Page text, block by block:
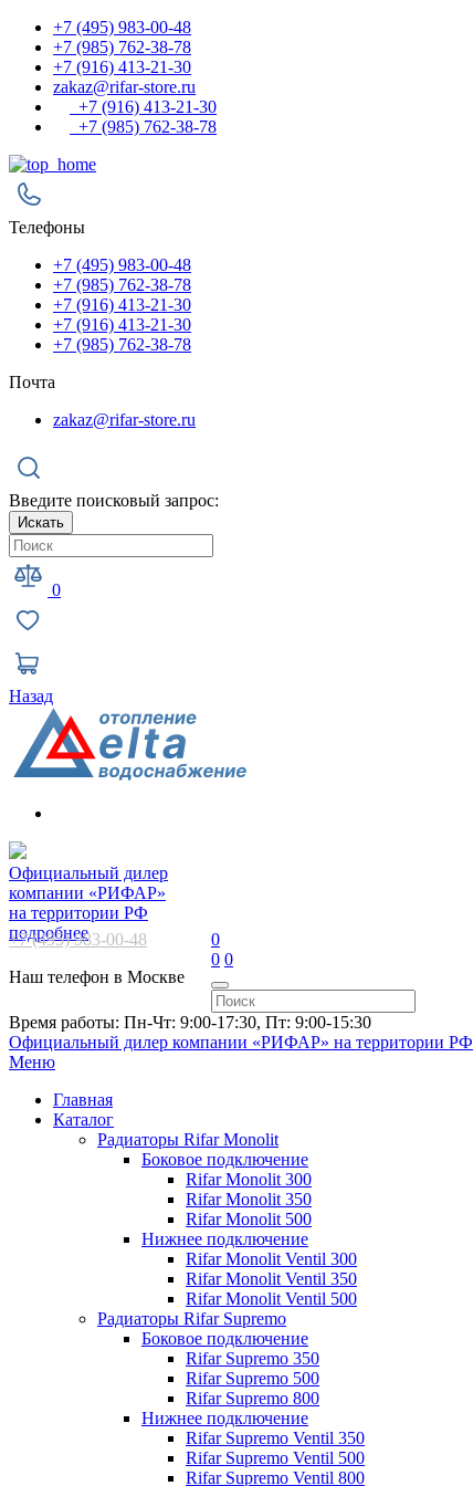
+7 (495) 983-00-48
+7 (985) 762-38-78
+7 (916) 413-21-30
zakaz@rifar-store.ru
+7 (916) 413-21-30
+7 (985) 762-38-78
Телефоны
+7 (495) 983-00-48
+7 (985) 762-38-78
+7 (916) 413-21-30
+7 (916) 413-21-30
+7 (985) 762-38-78
Почта
zakaz@rifar-store.ru
Введите поисковый запрос:
Искать
0
Назад
Официальный дилер
компании «РИФАР»
на территории РФ
подробнее
+7 (495) 983-00-48
Наш телефон в Москве
0
0 0
Время работы: Пн-Чт: 9:00-17:30, Пт: 9:00-15:30
Официальный дилер компании «РИФАР» на территории РФ
Меню
Главная
Каталог
Радиаторы Rifar Monolit
Боковое подключение
Rifar Monolit 300
Rifar Monolit 350
Rifar Monolit 500
Нижнее подключение
Rifar Monolit Ventil 300
Rifar Monolit Ventil 350
Rifar Monolit Ventil 500
Радиаторы Rifar Supremo
Боковое подключение
Rifar Supremo 350
Rifar Supremo 500
Rifar Supremo 800
Нижнее подключение
Rifar Supremo Ventil 350
Rifar Supremo Ventil 500
Rifar Supremo Ventil 800